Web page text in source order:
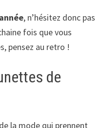
, n’hésitez donc pas
fois que vous
pensez au retro !
de
la mode qui prennent